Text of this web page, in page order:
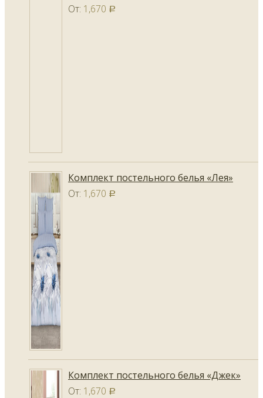
От: 1,670 Р
Комплект постельного белья «Лея»
От: 1,670 Р
Комплект постельного белья «Джек»
От: 1,670 Р